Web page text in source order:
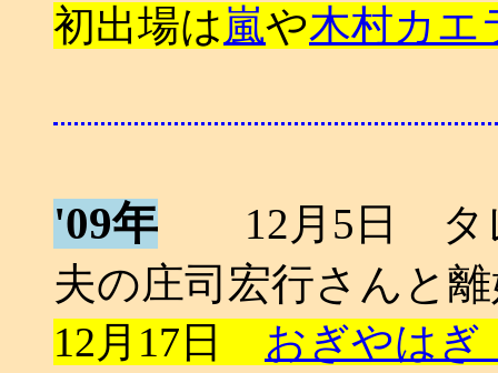
初出場は嵐や木村カエ
'09年 12月5日 タレ
夫の庄司宏行さんと
12月17日 おぎやはぎ